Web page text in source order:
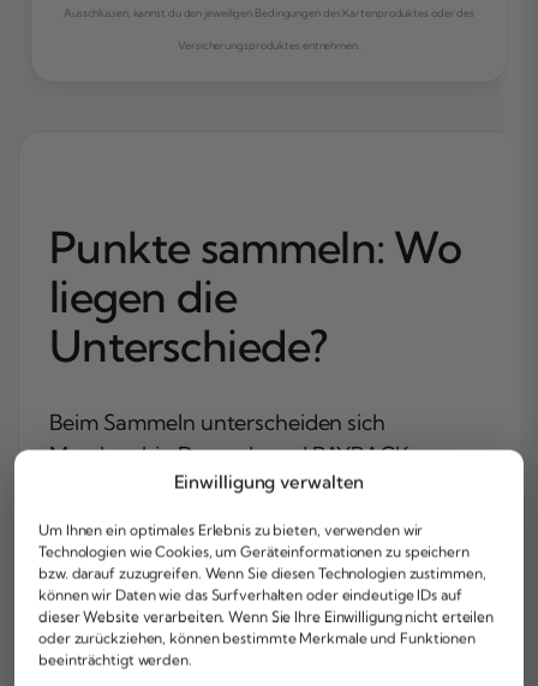
Einwilligung verwalten
Um Ihnen ein optimales Erlebnis zu bieten, verwenden wir
Technologien wie Cookies, um Geräteinformationen zu speichern
bzw. darauf zuzugreifen. Wenn Sie diesen Technologien zustimmen,
können wir Daten wie das Surfverhalten oder eindeutige IDs auf
dieser Website verarbeiten. Wenn Sie Ihre Einwilligung nicht erteilen
oder zurückziehen, können bestimmte Merkmale und Funktionen
beeinträchtigt werden.
Ausschlüssen, kannst du den jeweiligen Bedingungen des Kartenproduktes oder des
Versicherungsproduktes entnehmen.
Punkte sammeln: Wo
liegen die
Unterschiede?
Beim Sammeln unterscheiden sich
Membership Rewards und PAYBACK vor
allem in drei Punkten:Sammelrate,
Akzeptanzlogik und Zusatzoptionen
Mit Membership Rewards sammelst du bei
teilnehmenden American Express Karten
Punkte über den Kartenumsatz. Bei der
American Express Gold Card und der